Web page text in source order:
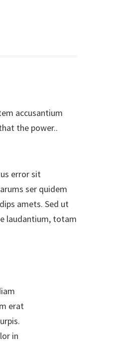
accusantium
the power..
error sit
ser quidem
amets. Sed ut
laudantium, totam
erat
in